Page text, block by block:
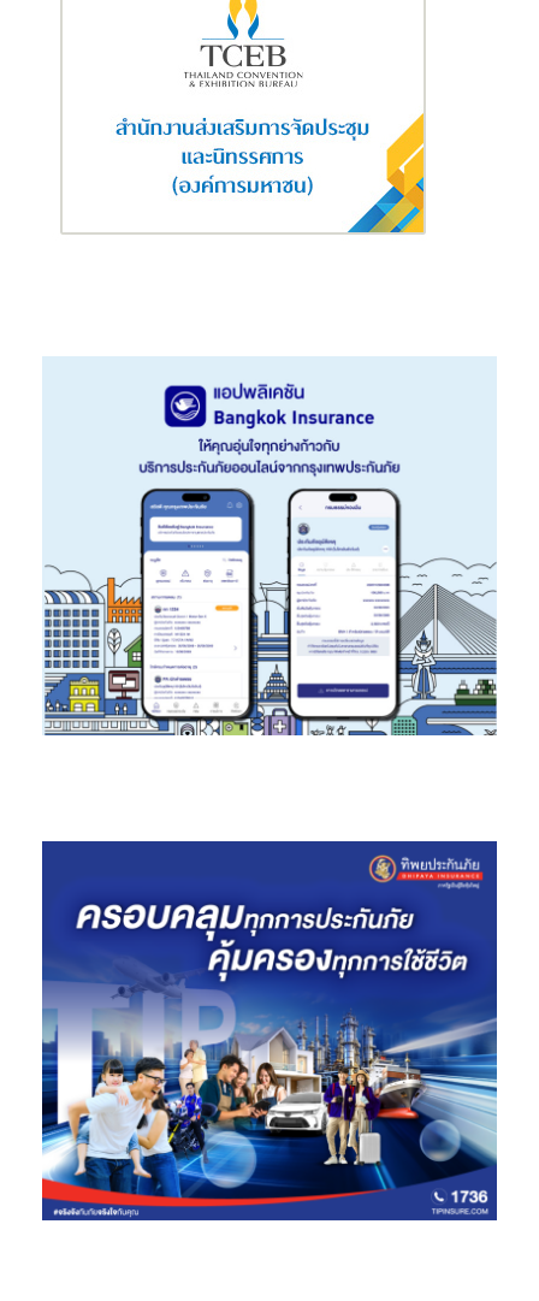
นายเทพฤทธิ์​ ไรวินท์ ผู้จัดการฝ่ายช่องทางกีฬาและเครื่องดื่มเกลือแร่
กล่าวว่า “คนรุ่นใหม่ในยุคปัจจุบันนั้น
สภาพอากาศที่ร้อนจัดอย่างประเทศไทย ด้วยเหตุนี้ เอ็มเกลือแร่จึงเปิด
แคมเปญ “เติมความสดชื่น พร้อมลุยต่อได้ไกลกว่า” โดยได้ร่วมมือกับ
อาริ แบรนด์เสื้อผ้ากีฬาและสปอร์ตแฟชั่นของคนรุ่นใหม่ ซึ่งดีไซน์และ
สีสันของเสื้อผ้าในคอลเลคชั่นนี้ก็ได้แรงบันดาลใจมาจากไลฟ์สไตล์ที่
ไม่หยุดนิ่ง มีความมุ่งมั่นและไม่ย่อท้อ พร้อมที่ไปต่อเรื่อยๆ จนกว่าจะ
พิชิตเป้าหมายที่วางเอาไว้ ยิ่งไปกว่านั้น ตัวเสื้อผ้ายังมีการใช้
เทคโนโลยีพิเศษทำให้ตัวเสื้อมีน้ำหนักเบา สวมใส่สบาย ระบายอากาศ
ได้ดี ทำให้พร้อมลุยทุกกิจกรรมอย่างเต็มที่และดูเท่มีสไตล์ในชีวิต
ประจำวันอีกด้วย นอกจากนี้ ยังได้รับเกียรติจากนักกีฬาฟุตบอลไทย
ชื่อดัง อาทิ อดิศร พรหมรักษ์, เฮแบร์ตี้ แฟร์นานเดส, เอกชัย สำเร และ
ธนีกานต์ แดงดา มาเป็น influencer ในแคมเปญนี้ และถ่ายทอดไลฟ์
สไตล์การเล่นกีฬาและชีวิตประจำวันกับชุดกีฬาคอลเลคชันพิเศษนี้
ด้วย”
Code) ที่ด้านข้างขวดหรือโปสเตอร์ตามร้านค้าต่างๆ จากนั้นหน้าจอจะ
แสดงผลหน้าไมโครไซต์ให้ล็อกอินและดำเนินการตามขั้นตอนที่ระบุ ก็จะ
สามารถสะสมแต้มสำหรับแลกสินค้ารุ่นพิเศษที่ผ่านการออกแบบร่วม
กันระหว่างเอ็มเกลือแร่และอาริได้โดย 1 ฝา หรือ 1 รหัสจะมีค่าเท่ากับ 1
แต้ม โดยคอลเลคชั่นพิเศษนี้จะประกอบด้วยเสื้อคอปก M-
Electrolyte x Ari Limited Edition Jersey
Electrolyte x Ari Cap(60 แต้ม)และ เสื้อ M-Electrolyte x Ari
Teamwear(40 แต้ม)สามารถสะสมแต้มเพื่อแลกคอลเลคชั่นพิเศษนี้
ตั้งแต่วันนี้ ถึง30 กันยายน 2563